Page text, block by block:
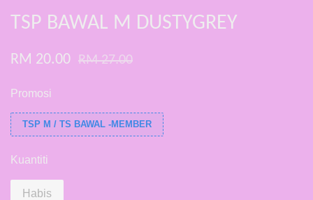
TSP BAWAL M DUSTYGREY
RM 20.00 RM 27.00
Promosi
TSP M / TS BAWAL -MEMBER
Kuantiti
Habis